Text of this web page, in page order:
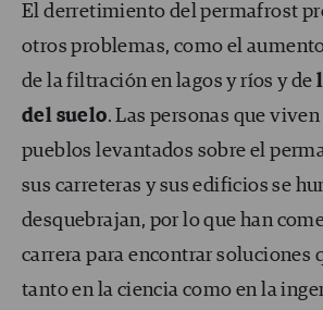
El derretimiento del permafrost
otros problemas, como el
de la filtración en lagos y ríos y de
del suelo. Las personas que
pueblos levantados sobre el
sus carreteras y sus edificios se
desquebrajan, por lo que han
carrera para encontrar soluciones
tanto en la ciencia como en la